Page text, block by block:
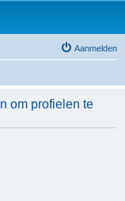
Aanmelden
om profielen te